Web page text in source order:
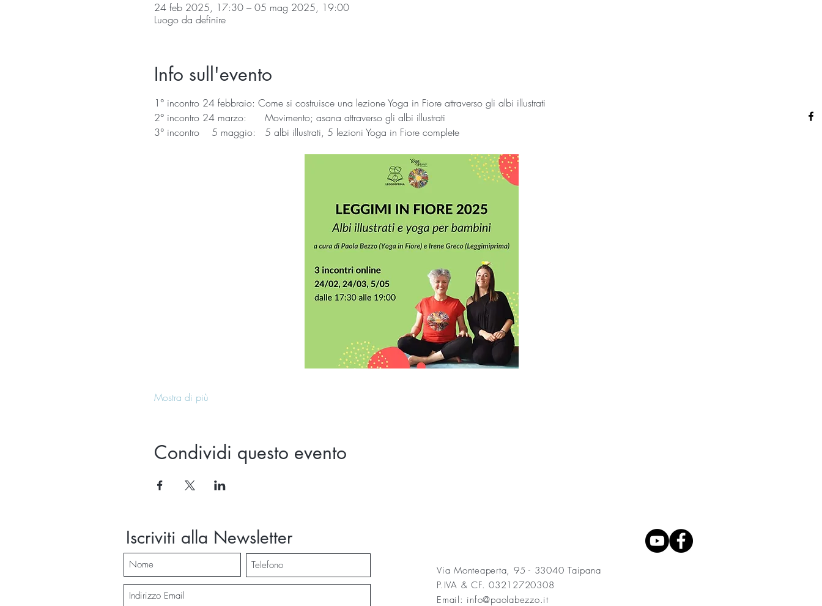
24 feb 2025, 17:30 – 05 mag 2025, 19:00
Luogo da definire
Info sull'evento
1° incontro 24 febbraio: Come si costruisce una lezione Yoga in Fiore attraverso gli albi illustrati
2° incontro 24 marzo:      Movimento; asana attraverso gli albi illustrati
3° incontro    5 maggio:   5 albi illustrati, 5 lezioni Yoga in Fiore complete
Mostra di più
Condividi questo evento
Iscriviti alla Newsletter
Via Monteaperta, 95 - 33040 Taipana
P.IVA & CF. 03212720308
Email: info@paolabezzo.it